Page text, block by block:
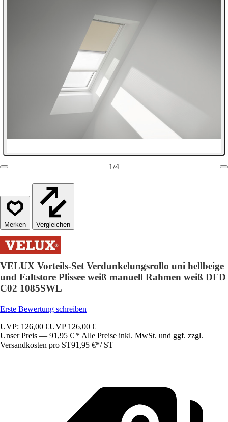
1/4
Vergleichen
VELUX Vorteils-Set Verdunkelungsrollo uni hellbeige
und Faltstore Plissee weiß manuell Rahmen weiß DFD
C02 1085SWL
Erste Bewertung schreiben
UVP: 126,00 €UVP126,00 €
Unser Preis — 91,95 € * Alle Preise inkl. MwSt. und ggf. zzgl.
Versandkosten pro ST91,95 €*/ ST